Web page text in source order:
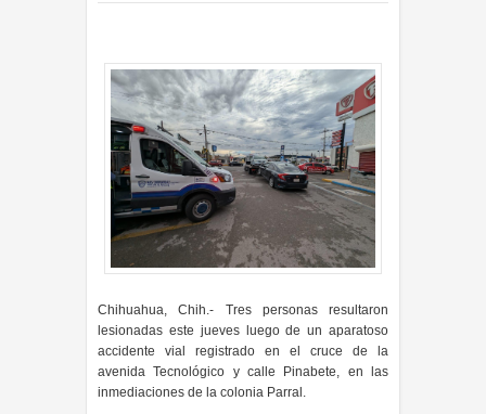
Chihuahua, Chih.- Tres personas resultaron
lesionadas este jueves luego de un aparatoso
accidente vial registrado en el cruce de la
avenida Tecnológico y calle Pinabete, en las
inmediaciones de la colonia Parral.